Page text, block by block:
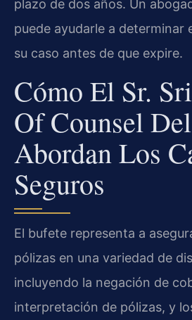
plazo de dos años. Un
puede ayudarle a determinar
su caso antes de que expire.
Cómo El Sr.
Of Counsel
Abordan Los
Seguros
El bufete representa a
pólizas en una variedad de
incluyendo la negación de
interpretación de pólizas, y